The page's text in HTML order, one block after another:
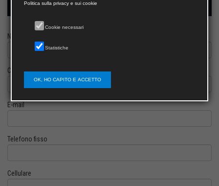
Modulo richiesta saggio docente
Nome
Cognome
E-mail
Telefono fisso
Cellulare
Politica sulla privacy e sui cookie
Cookie necessari
Statistiche
OK, HO CAPITO E ACCETTO